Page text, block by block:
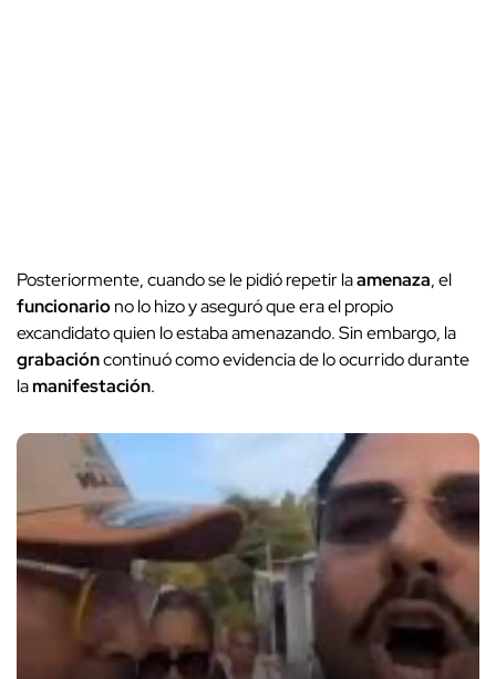
Posteriormente, cuando se le pidió repetir laamenaza, el
funcionariono lo hizo y aseguró que era el propio
excandidato quien lo estaba amenazando. Sin embargo, la
grabacióncontinuó como evidencia de lo ocurrido durante
lamanifestación.